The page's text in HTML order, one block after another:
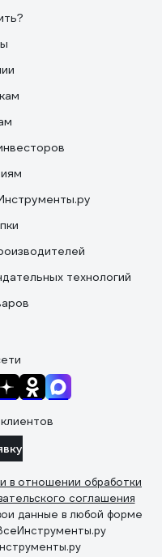
технологий
в отношении обработки
соглашения
данные в любой форме